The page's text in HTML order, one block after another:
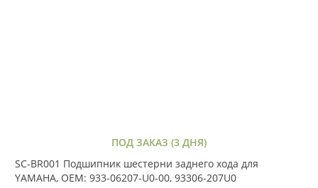
ПОД ЗАКАЗ (3 ДНЯ)
SC-BR001 Подшипник шестерни заднего хода для
YAMAHA, OEM: 933-06207-U0-00, 93306-207U0